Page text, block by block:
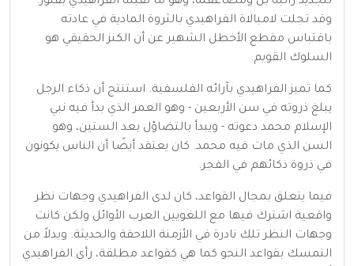
وقد تجلت لامبالاة الفراهيدي بالثروة المادية في عادته
باقتباس مقطع الأخطل الشهير عن أن الكنز الحقيقي هو
السلوك القويم.
كما تميز الفراهيدي بآرائه الفلسفية. استنتج أن ذكاء الرجل
يبلغ ذروته في سن الأربعين - وهو العمر الذي بدأ فيه نبي
الإسلام محمد دعوته - ويبدأ بالتضاؤل بعد الستين، وهو
السن الذي مات فيه محمد. كان يعتقد أيضًا أن الناس يكونون
في ذروة ذكائهم في الفجر.
فيما يتعلق بمجال القواعد، كان لدى الفراهيدي وجهات نظر
واقعية اشترك فيها مع اللغويين العرب الأوائل ولكن كانت
وجهات النظر تلك نادرة في الأزمنة اللاحقة والحديثة. وبدلاً من
التمسك بقواعد النحو كما هي كقواعد مطلقة، رأى الفراهيدي